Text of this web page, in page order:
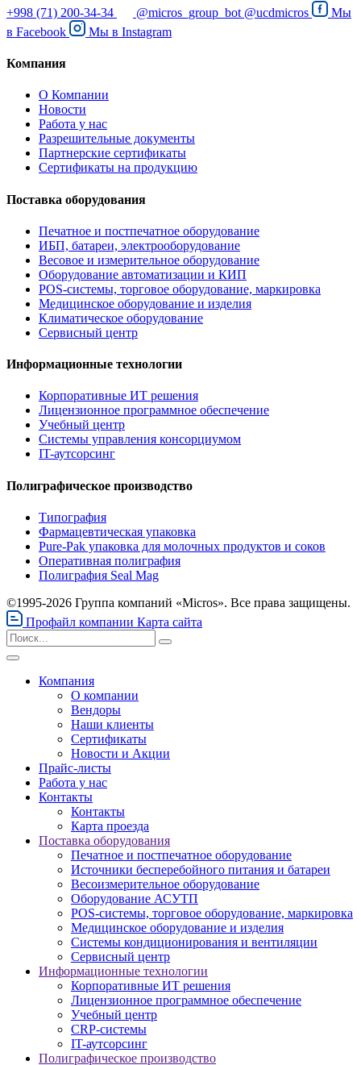
+998 (71) 200-34-34 @micros_group_bot @ucdmicros
Мы
в Facebook Мы в Instagram
Компания
О Компании
Новости
Работа у нас
Разрешительные документы
Партнерские сертификаты
Сертификаты на продукцию
Поставка оборудования
Печатное и постпечатное оборудование
ИБП, батареи, электрооборудование
Весовое и измерительное оборудование
Оборудование автоматизации и КИП
POS-системы, торговое оборудование, маркировка
Медицинское оборудование и изделия
Климатическое оборудование
Сервисный центр
Информационные технологии
Корпоративные ИТ решения
Лицензионное программное обеспечение
Учебный центр
Системы управления консорциумом
IT-аутсорсинг
Полиграфическое производство
Типография
Фармацевтическая упаковка
Pure-Pak упаковка для молочных продуктов и соков
Оперативная полиграфия
Полиграфия Seal Mag
©1995-2026 Группа компаний «Micros». Все права защищены.
Профайл компании Карта сайта
Компания
О компании
Вендоры
Наши клиенты
Сертификаты
Новости и Акции
Прайс-листы
Работа у нас
Контакты
Контакты
Карта проезда
Поставка оборудования
Печатное и постпечатное оборудование
Источники бесперебойного питания и батареи
Весоизмерительное оборудование
Оборудование АСУТП
POS-системы, торговое оборудование, маркировка
Медицинское оборудование и изделия
Системы кондиционирования и вентиляции
Сервисный центр
Информационные технологии
Корпоративные ИТ решения
Лицензионное программное обеспечение
Учебный центр
CRP-системы
IT-аутсорсинг
Полиграфическое производство